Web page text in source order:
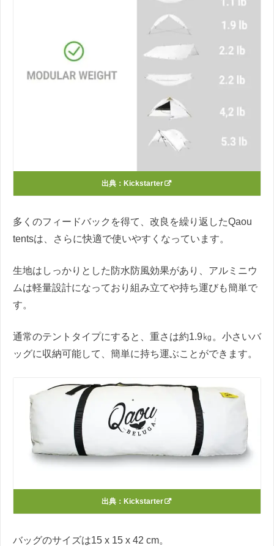
出典： Kickstarter
多くのフィードバックを得て、改良を繰り返したQaou
tentsは、さらに快適で使いやすくなっています。
生地はしっかりとした防水防風効果があり、アルミニウ
ムは軽量設計になっており組み立てや持ち運びも簡単で
す。
通常のテントタイプにすると、重さは約1.9㎏。小さいバ
ッグに収納可能して、簡単に持ち運ぶことができます。
出典： Kickstarter
バッグのサイズは15 x 15 x 42 cm。